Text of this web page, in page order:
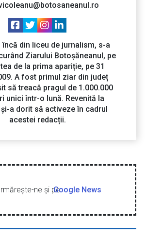
încă din liceu de jurnalism, s-a
Ziarului Botoșăneanul, pe
de la prima apariție, pe 31
A fost primul ziar din județ
să treacă pragul de 1.000.000
unici într-o lună. Revenită la
a dorit să activeze în cadrul
acestei redacții.
ne şi peGoogle News